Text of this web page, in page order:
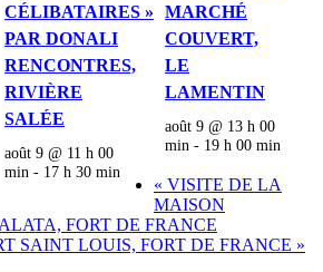
CÉLIBATAIRES »
PAR DONALI
RENCONTRES,
RIVIÈRE
SALÉE
août 9 @ 11 h 00
min - 17 h 30 min
MARCHÉ
COUVERT,
LE
LAMENTIN
août 9 @ 13 h 00
min - 19 h 00 min
« VISITE DE LA
MAISON
FORT DE FRANCE
SAINT LOUIS, FORT DE FRANCE »